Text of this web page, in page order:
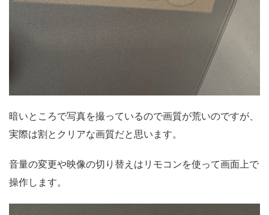
暗いところで写真を撮っているので画質が荒いのですが、
実際は割とクリアな画質だと思います。
音量の変更や映像の切り替えはリモコンを使って画面上で
操作します。